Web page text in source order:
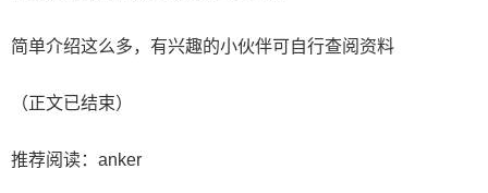
简单介绍这么多，有兴趣的小伙伴可自行查阅资料
（正文已结束）
推荐阅读： anker